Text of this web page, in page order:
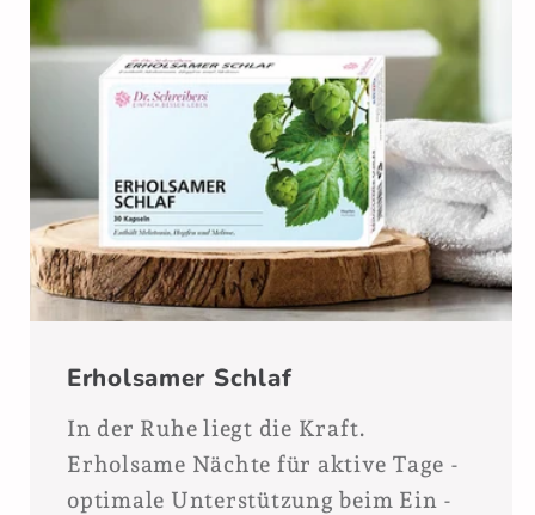
Erholsamer Schlaf
In der Ruhe liegt die Kraft.
Erholsame Nächte für aktive Tage -
optimale Unterstützung beim Ein -